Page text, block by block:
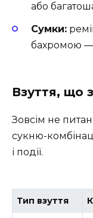
або
Сумки:
бахромою —
Взуття, що
Зовсім не
сукню-
і події.
Тип взуття